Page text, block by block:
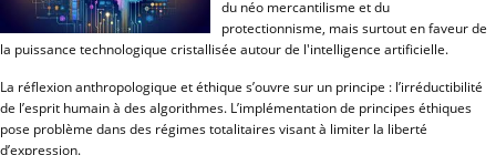
du néo mercantilisme et du
protectionnisme, mais surtout en faveur de
la puissance technologique cristallisée autour de l'intelligence artificielle.
La réflexion anthropologique et éthique s’ouvre sur un principe : l’irréductibilité
de l’esprit humain à des algorithmes. L’implémentation de principes éthiques
pose problème dans des régimes totalitaires visant à limiter la liberté
d’expression.